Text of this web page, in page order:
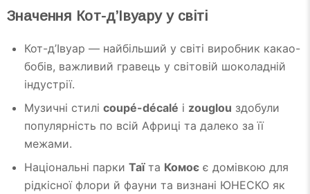
Значення Кот-д’Івуару у світі
Кот-д’Івуар — найбільший у світі виробник какао-
бобів, важливий гравець у світовій шоколадній
індустрії.
Музичні стилі coupé-décalé і zouglou здобули
популярність по всій Африці та далеко за її
межами.
Національні парки Таїта Комоє є домівкою для
рідкісної флори й фауни та визнані ЮНЕСКО як